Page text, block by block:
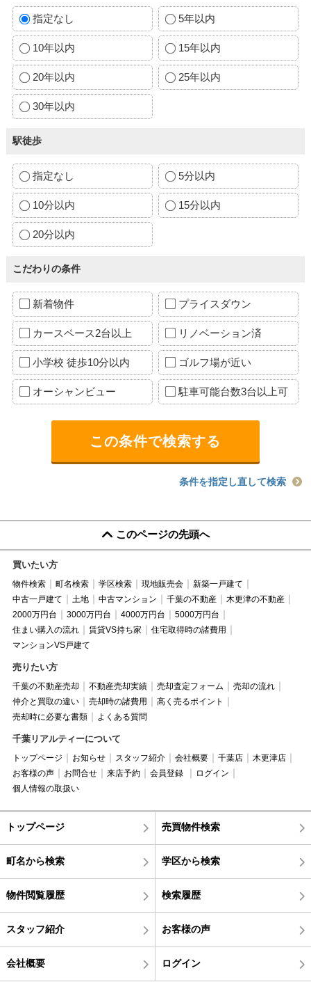
指定なし 5年以内
10年以内 15年以内
20年以内 25年以内
30年以内
駅徒歩
指定なし 5分以内
10分以内 15分以内
20分以内
こだわりの条件
新着物件 プライスダウン
カースペース2台以上 リノベーション済
小学校 徒歩10分以内 ゴルフ場が近い
オーシャンビュー 駐車可能台数3台以上可
条件を指定し直して検索
このページの先頭へ
買いたい方
物件検索 町名検索 学区検索 現地販売会
新築一戸建て
中古一戸建て
土地 中古マンション 千葉の不動産
木更津の不動産
2000万円台
3000万円台 4000万円台
5000万円台
住まい購入の流れ
賃貸VS持ち家
住宅取得時の諸費用
マンションVS戸建て
売りたい方
千葉の不動産売却 不動産売却実績 売却査定フォーム
売却の流れ
仲介と買取の違い
売却時の諸費用
高く売るポイント
売却時に必要な書類
よくある質問
千葉リアルティーについて
トップページ お知らせ スタッフ紹介 会社概要 千葉店
木更津店
お客様の声
お問合せ 来店予約 会員登録
ログイン
個人情報の取扱い
トップページ 売買物件検索
町名から検索 学区から検索
物件閲覧履歴 検索履歴
スタッフ紹介 お客様の声
会社概要 ログイン